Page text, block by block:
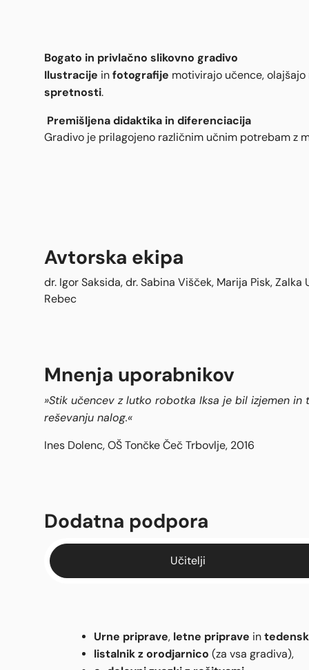
Bogato in privlačno slikovno gradivo
Ilustracije in fotografije motivirajo učence,
spretnosti.
Premišljena didaktika in diferenciacija
Gradivo je prilagojeno različnim učnim potrebam z
Avtorska ekipa
dr. Igor Saksida, dr. Sabina Višček, Marija Pisk,
Rebec
Mnenja uporabnikov
»Stik učencev z lutko robotka Iksa je bil izjemen
reševanju nalog.«
Ines Dolenc, OŠ Tončke Čeč Trbovlje, 2016
Dodatna podpora
Učitelji
Urne priprave, letne priprave in
listalnik z orodjarnico (za vsa gradiva),